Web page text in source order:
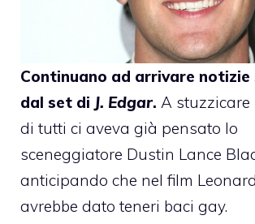
Continuano ad arrivare notizie
dal set di J. Edgar. A stuzzicare
di tutti ci aveva già pensato lo
sceneggiatore Dustin Lance
anticipando che nel film
avrebbe dato teneri baci gay.